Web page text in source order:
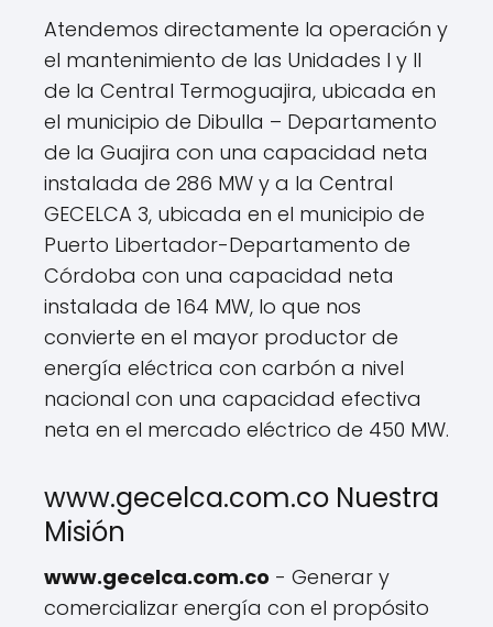
Atendemos directamente la operación y
el mantenimiento de las Unidades I y II
de la Central Termoguajira, ubicada en
el municipio de Dibulla – Departamento
de la Guajira con una capacidad neta
instalada de 286 MW y a la Central
GECELCA 3, ubicada en el municipio de
Puerto Libertador-Departamento de
Córdoba con una capacidad neta
instalada de 164 MW, lo que nos
convierte en el mayor productor de
energía eléctrica con carbón a nivel
nacional con una capacidad efectiva
neta en el mercado eléctrico de 450 MW.
www.gecelca.com.co Nuestra
Misión
www.gecelca.com.co - Generar y
comercializar energía con el propósito